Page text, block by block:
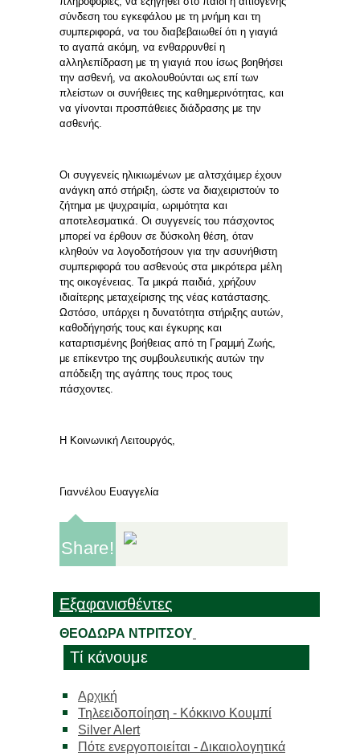
σύνδεση του εγκεφάλου με τη μνήμη και τη
συμπεριφορά, να του διαβεβαιωθεί ότι η γιαγιά
το αγαπά ακόμη, να ενθαρρυνθεί η
αλληλεπίδραση με τη γιαγιά που ίσως βοηθήσει
την ασθενή, να ακολουθούνται ως επί των
πλείστων οι συνήθειες της καθημερινότητας, και
να γίνονται προσπάθειες διάδρασης με την
ασθενής.
Οι συγγενείς ηλικιωμένων με αλτσχάιμερ έχουν
ανάγκη από στήριξη, ώστε να διαχειριστούν το
ζήτημα με ψυχραιμία, ωριμότητα και
αποτελεσματικά. Οι συγγενείς του πάσχοντος
μπορεί να έρθουν σε δύσκολη θέση, όταν
κληθούν να λογοδοτήσουν για την ασυνήθιστη
συμπεριφορά του ασθενούς στα μικρότερα μέλη
της οικογένειας. Τα μικρά παιδιά, χρήζουν
ιδιαίτερης μεταχείρισης της νέας κατάστασης.
Ωστόσο, υπάρχει η δυνατότητα στήριξης αυτών,
καθοδήγησής τους και έγκυρης και
καταρτισμένης βοήθειας από τη Γραμμή Ζωής,
με επίκεντρο της συμβουλευτικής αυτών την
απόδειξη της αγάπης τους προς τους
πάσχοντες.
Η Κοινωνική Λειτουργός,
Γιαννέλου Ευαγγελία
Share!
Εξαφανισθέντες
ΘΕΟΔΩΡΑ ΝΤΡΙΤΣΟΥ
Τί κάνουμε
Αρχική
Τηλεειδοποίηση - Κόκκινο Κουμπί
Silver Alert
Πότε ενεργοποιείται - Δικαιολογητικά